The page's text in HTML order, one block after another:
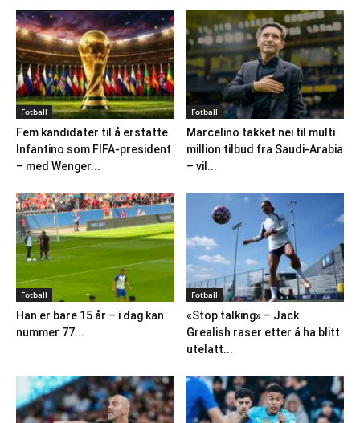
Fotball
Fem kandidater til å erstatte
Infantino som FIFA-president
– med Wenger...
Fotball
Marcelino takket nei til multi
million tilbud fra Saudi-Arabia
– vil...
Fotball
Han er bare 15 år – i dag kan
nummer 77...
Fotball
«Stop talking» – Jack
Grealish raser etter å ha blitt
utelatt...